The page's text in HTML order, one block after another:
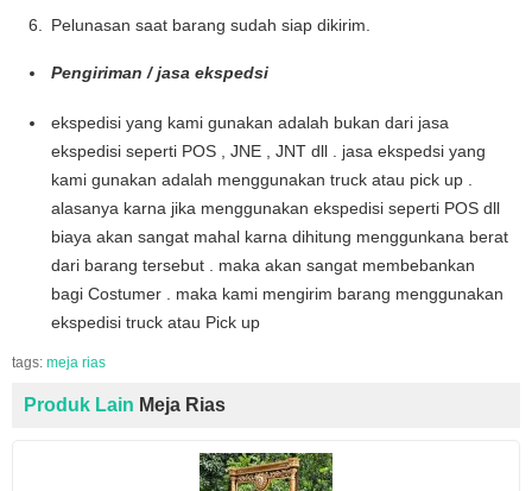
Pelunasan saat barang sudah siap dikirim.
Pengiriman / jasa ekspedsi
ekspedisi yang kami gunakan adalah bukan dari jasa
ekspedisi seperti POS , JNE , JNT dll . jasa ekspedsi yang
kami gunakan adalah menggunakan truck atau pick up .
alasanya karna jika menggunakan ekspedisi seperti POS dll
biaya akan sangat mahal karna dihitung menggunkana berat
dari barang tersebut . maka akan sangat membebankan
bagi Costumer . maka kami mengirim barang menggunakan
ekspedisi truck atau Pick up
tags: meja rias
Produk Lain Meja Rias